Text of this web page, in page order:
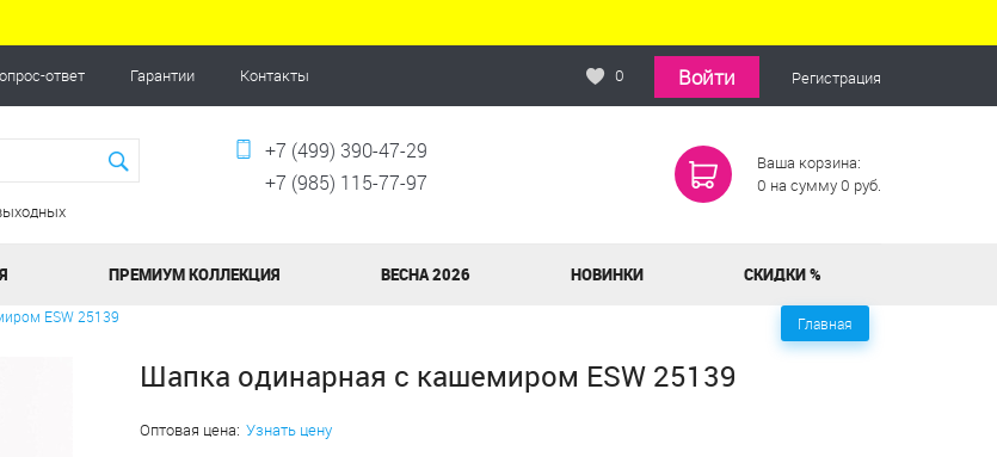
ответ Гарантии Контакты Войти Регистрация
0
+7 (499) 390-47-29
+7 (985) 115-77-97
Ваша корзина:
0 на сумму0 руб.
ПРЕМИУМ КОЛЛЕКЦИЯ ВЕСНА 2026 НОВИНКИ СКИДКИ %
ESW 25139 Главная
Шапка одинарная с кашемиром ESW 25139
Оптовая цена: Узнать цену